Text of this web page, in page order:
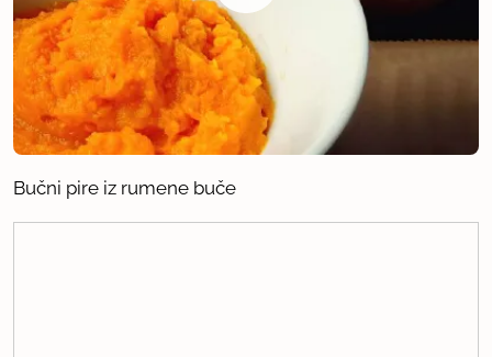
Bučni pire iz rumene buče